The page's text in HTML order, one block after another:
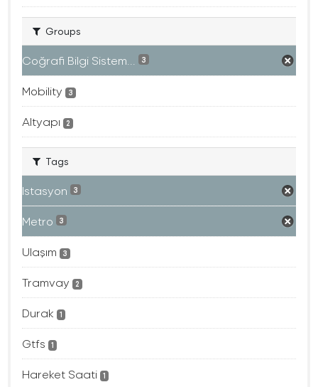
Groups
Coğrafi Bilgi Sistem... 3
Mobility 3
Altyapı 2
Tags
Istasyon 3
Metro 3
Ulaşım 3
Tramvay 2
Durak 1
Gtfs 1
Hareket Saati 1